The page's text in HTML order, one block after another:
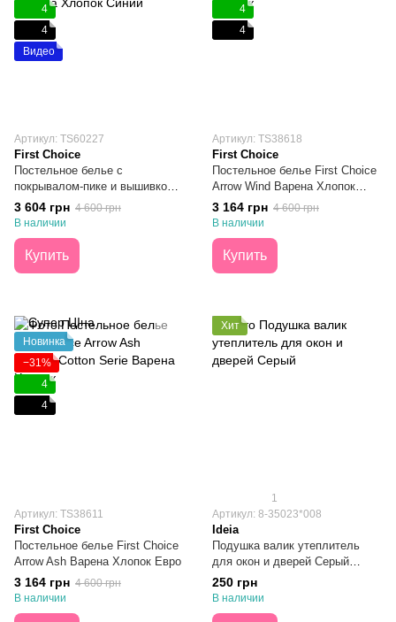
4
4
Видео
Артикул: ТS60227
First Choice
Постельное белье с
покрывалом-пике и вышивкой
First Choice Lude Варена
Хлопок Синий Евро
3 604 грн 4 600 грн
В наличии
Купить
4
4
Артикул: ТS38618
First Choice
Постельное белье First Choice
Arrow Wind Варена Хлопок
Евро
3 164 грн 4 600 грн
В наличии
Купить
Новинка
−31%
4
4
Артикул: ТS38611
First Choice
Постельное белье First Choice
Arrow Ash Варена Хлопок Евро
3 164 грн 4 600 грн
В наличии
Хит
1
Артикул: 8-35023*008
Ideia
Подушка валик утеплитель
для окон и дверей Серый
15х90
250 грн
В наличии